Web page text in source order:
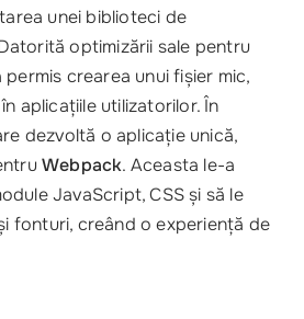
unei biblioteci de
optimizării sale pentru
permis crearea unui fișier mic,
aplicațiile utilizatorilor. În
dezvoltă o aplicație unică,
Webpack. Aceasta le-a
JavaScript, CSS și să le
fonturi, creând o experiență de